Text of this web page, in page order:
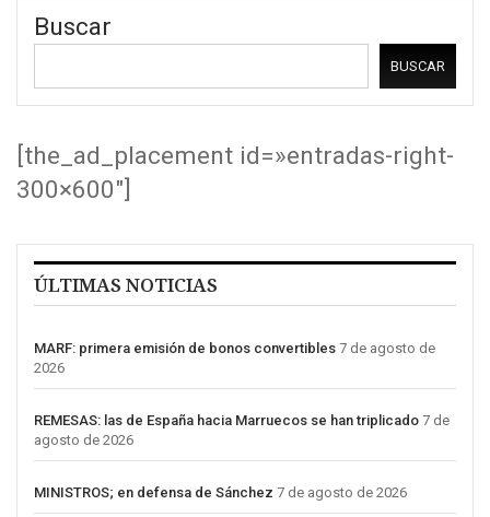
Buscar
BUSCAR
[the_ad_placement id=»entradas-right-
300×600″]
ÚLTIMAS NOTICIAS
MARF: primera emisión de bonos convertibles 7 de agosto de
2026
REMESAS: las de España hacia Marruecos se han triplicado 7 de
agosto de 2026
MINISTROS; en defensa de Sánchez 7 de agosto de 2026